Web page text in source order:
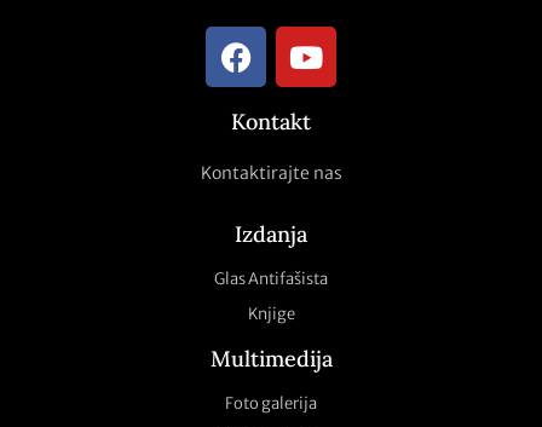
Kontakt
Kontaktirajte nas
Izdanja
Glas Antifašista
Knjige
Multimedija
Foto galerija